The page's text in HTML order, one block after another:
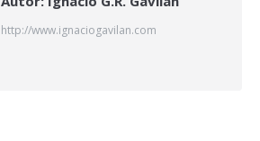
http://www.ignaciogavilan.com